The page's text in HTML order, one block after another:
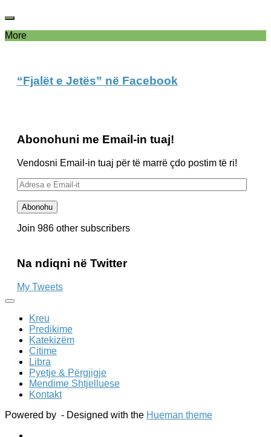
More
“Fjalët e Jetës” në Facebook
Abonohuni me Email-in tuaj!
Vendosni Email-in tuaj për të marrë çdo postim të ri!
Adresa
e
Email-
it
Abonohu
Join 986 other subscribers
Na ndiqni në Twitter
My Tweets
Kreu
Predikime
Katekizëm
Citime
Libra
Pyetje & Përgjigje
Mendime Shtjelluese
Kontakt
Powered by - Designed with the Hueman theme